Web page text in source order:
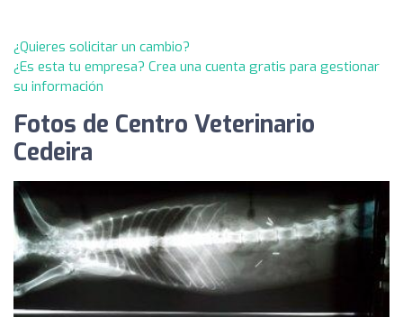
¿Quieres solicitar un cambio?
¿Es esta tu empresa? Crea una cuenta gratis para gestionar
su información
Fotos de Centro Veterinario
Cedeira